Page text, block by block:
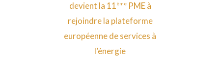
devient la 11èmePME à
rejoindre la plateforme
européenne de services à
l’énergie